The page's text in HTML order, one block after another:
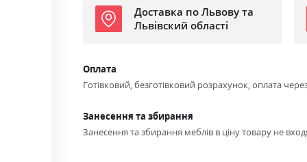
Доставка по Львову та
Львівский області
Оплата
Готівковий, безготівковий розрахунок, оплата
Занесення та збирання
Занесення та збирання меблів в ціну товару не